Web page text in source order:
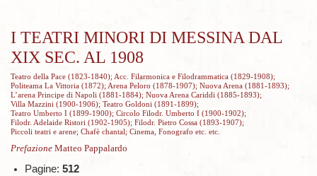
I TEATRI MINORI DI MESSINA DAL
XIX SEC. AL 1908
Teatro della Pace (1823-1840); Acc. Filarmonica e Filodrammatica (1829-1908);
Politeama La Vittoria (1872); Arena Peloro (1878-1907); Nuova Arena (1881-1893);
L’arena Principe di Napoli (1881-1884); Nuova Arena Cariddi (1885-1893);
Villa Mazzini (1900-1906); Teatro Goldoni (1891-1899);
Teatro Umberto I (1899-1900); Circolo Filodr. Umberto I (1900-1902);
Filodr. Adelaide Ristori (1902-1905); Filodr. Pietro Cossa (1893-1907);
Piccoli teatri e arene; Chafè chantal; Cinema, Fonografo etc. etc.
Prefazione Matteo Pappalardo
Pagine: 512